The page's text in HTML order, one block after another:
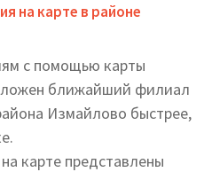
на карте в районе
с помощью карты
ближайший филиал
Измайлово быстрее,
карте представлены